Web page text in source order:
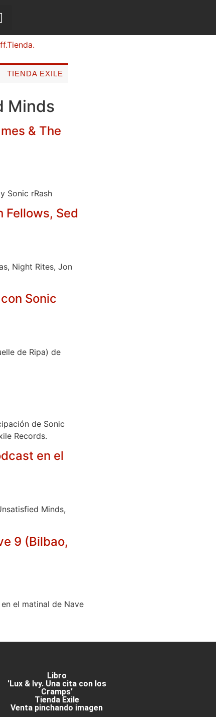
TIENDA EXILE
Minds
& The
Sonic rRash
Fellows, Sed
Night Rites, Jon
Sonic
de Ripa) de
de Sonic
Records.
en el
Minds,
9 (Bilbao,
el matinal de Nave
Libro
'Lux & Ivy. Una cita con los
Cramps'
Tienda Exile
Venta pinchando imagen